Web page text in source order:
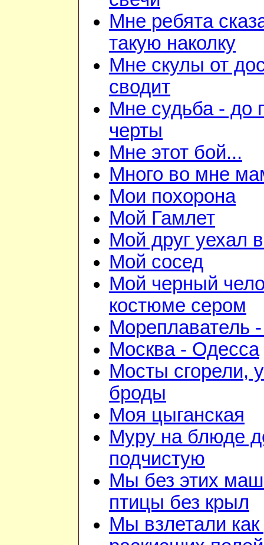
Мне ребята
такую наколку
Мне скулы от
сводит
Мне судьба - до
черты
Мне этот бой...
Много во мне
Мои похорона
Мой Гамлет
Мой друг уехал
Мой сосед
Мой черный
костюме сером
Мореплаватель
Москва - Одесса
Мосты сгорели,
броды
Моя цыганская
Муру на блюде
подчистую
Мы без этих
птицы без крыл
Мы взлетали как